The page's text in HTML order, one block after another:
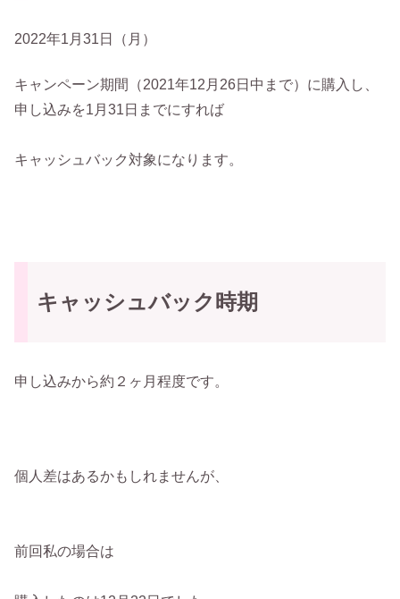
2022年1月31日（月）
キャンペーン期間（2021年12月26日中まで）に購入し、
申し込みを1月31日までにすれば
キャッシュバック対象になります。
キャッシュバック時期
申し込みから約２ヶ月程度です。
個人差はあるかもしれませんが、
前回私の場合は